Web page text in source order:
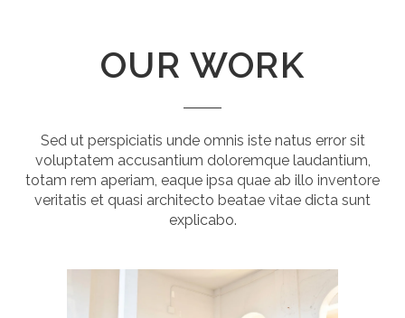
OUR WORK
Sed ut perspiciatis unde omnis iste natus error sit
voluptatem accusantium doloremque laudantium,
totam rem aperiam, eaque ipsa quae ab illo inventore
veritatis et quasi architecto beatae vitae dicta sunt
explicabo.